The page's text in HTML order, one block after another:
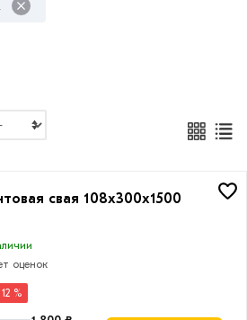
свая 108х300х1500
оценок
%